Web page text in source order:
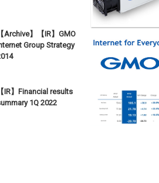
【Archive】【IR】GMO
Group Strategy
【IR】Financial results
1Q 2022